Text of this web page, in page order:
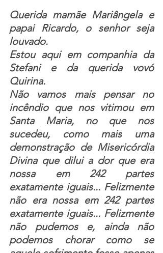
Querida mamãe Mariângela e
papai Ricardo, o senhor seja
louvado.
Estou aqui em companhia da
Stefani e da querida vovó
Quirina.
Não vamos mais pensar no
incêndio que nos vitimou em
Santa Maria, no que nos
sucedeu, como mais uma
demonstração de Misericórdia
Divina que dilui a dor que era
nossa em 242 partes
exatamente iguais... Felizmente
não era nossa em 242 partes
exatamente iguais... Felizmente
não pudemos e, ainda não
podemos chorar como se